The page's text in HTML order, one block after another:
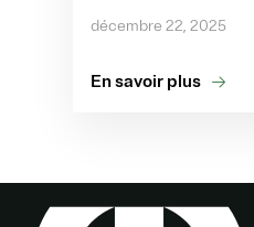
décembre 22, 2025
En savoir plus